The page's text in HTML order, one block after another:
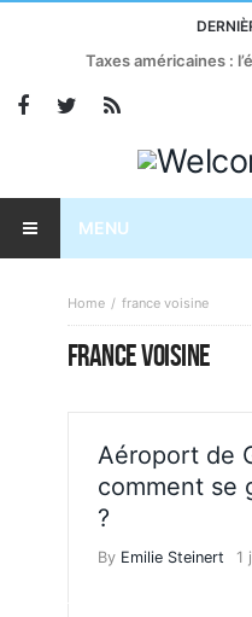
Taxes américaines :
MENU
Home france voisine
FRANCE VOISINE
Aéroport de
comment se
?
By Emilie Steinert 1